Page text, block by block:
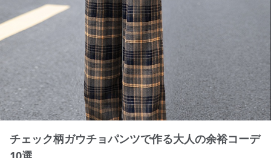
チェック柄ガウチョパンツで作る大人の余裕コーデ